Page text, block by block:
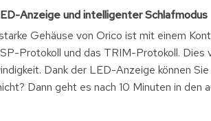
Anzeige und intelligenter Schlafmodus
Gehäuse von Orico ist mit einem
Protokoll und das TRIM-Protokoll.
Dank der LED-Anzeige können
Dann geht es nach 10 Minuten in